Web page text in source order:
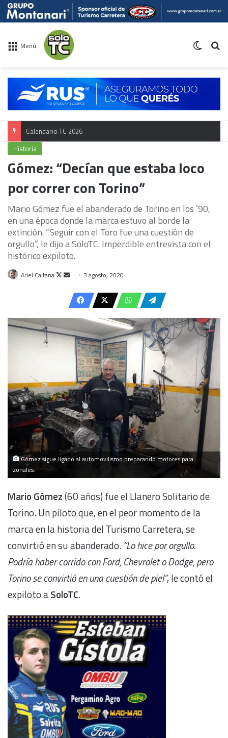
Menú
Calendario TC 2026
Historia
Gómez: “Decían que estaba loco
por correr con Torino”
Mario Gómez fue el abanderado de Torino en los ’90,
en una época donde la marca estuvo al borde la
extinción. “Seguir con el Toro fue una cuestión de
orgullo”, le dijo a SoloTC. Imperdible entrevista con el
histórico expiloto.
Ariel Caltana
Follow
Send
email
3 agosto, 2020
Gómez sigue ligado al automovilismo preparando motores para
zonales.
Mario Gómez(60 años) fue el Llanero Solitario de
Torino. Un piloto que, en el peor momento de la
marca en la historia del Turismo Carretera, se
convirtió en su abanderado. “Lo hice por orgullo.
Podría haber corrido con Ford, Chevrolet o Dodge, pero
Torino se convirtió en una cuestión de piel”, le contó el
expiloto aSoloTC.